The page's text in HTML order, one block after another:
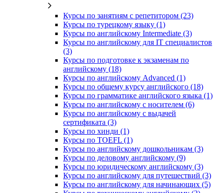
Курсы по занятиям с репетитором (23)
Курсы по турецкому языку (1)
Курсы по английскому Intermediate (3)
Курсы по английскому для IT специалистов
(3)
Курсы по подготовке к экзаменам по
английскому (18)
Курсы по английскому Advanced (1)
Курсы по общему курсу английского (18)
Курсы по грамматике английского языка (1)
Курсы по английскому с носителем (6)
Курсы по английскому с выдачей
сертификата (3)
Курсы по хинди (1)
Курсы по TOEFL (1)
Курсы по английскому дошкольникам (3)
Курсы по деловому английскому (9)
Курсы по юридическому английскому (3)
Курсы по английскому для путешествий (3)
Курсы по английскому для начинающих (5)